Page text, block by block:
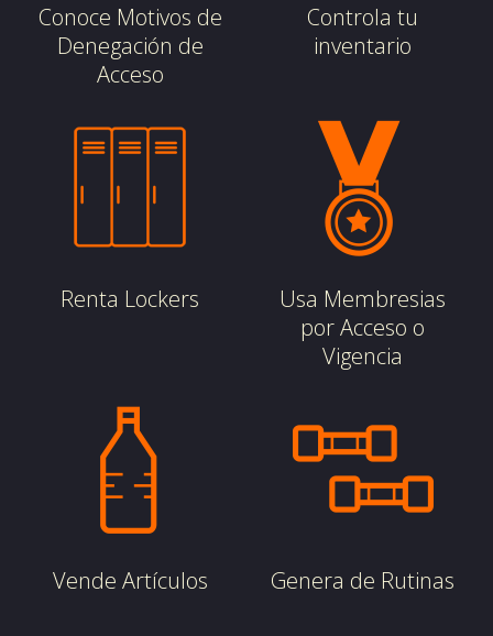
Conoce Motivos de
Denegación de
Acceso
Controla tu
inventario
Renta Lockers
Usa Membresias
por Acceso o
Vigencia
Vende Artículos Genera de Rutinas